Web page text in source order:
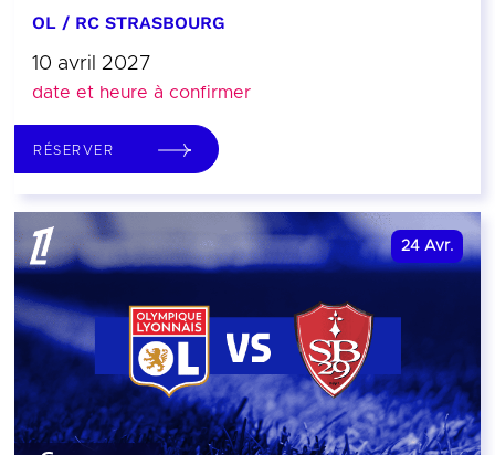
OL / RC STRASBOURG
10 avril 2027
date et heure à confirmer
RÉSERVER
24 Avr.